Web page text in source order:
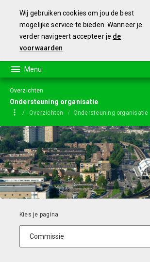
Wij gebruiken cookies om jou de best
mogelijke service te bieden. Wanneer je
verder navigeert accepteer je de
voorwaarden
Overzichten
Ondersteuning organisatie
Overzichten Ondersteuning organisatie